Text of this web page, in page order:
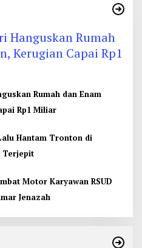
Rumah dan Enam
Rp1 Miliar
Hantam Tronton di
Terjepit
Motor Karyawan RSUD
Jenazah